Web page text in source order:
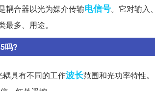
耦合器以光为媒介传输电信号。它对输入
多、用途。
吗?
具有不同的工作波长范围和光功率特性